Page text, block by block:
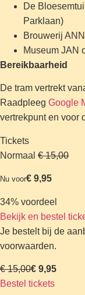
De
Parklaan)
Brouwerij
Museum JAN
Bereikbaarheid
De tram vertrekt
Raadpleeg Google
vertrekpunt en voor
Tickets
Normaal € 15,00
Nu voor€ 9,95
34% voordeel
Bekijk en bestel
Je bestelt bij de
voorwaarden.
€ 15,00€ 9,95
Bestel tickets